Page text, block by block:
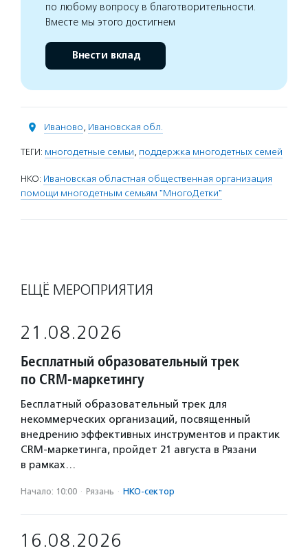
по любому вопросу в благотворительности.
Вместе мы этого достигнем
Внести вклад
Иваново, Ивановская обл.
ТЕГИ: многодетные семьи, поддержка многодетных семей
НКО: Ивановская областная общественная организация
помощи многодетным семьям "МногоДетки"
ЕЩЁ МЕРОПРИЯТИЯ
21.08.2026
Бесплатный образовательный трек
по CRM-маркетингу
Бесплатный образовательный трек для
некоммерческих организаций, посвященный
внедрению эффективных инструментов и практик
CRM-маркетинга, пройдет 21 августа в Рязани
в рамках…
Начало: 10:00 · Рязань · НКО-сектор
16.08.2026